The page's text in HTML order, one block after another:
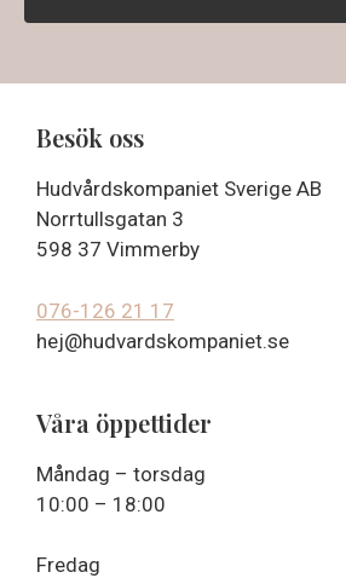
Besök oss
Hudvårdskompaniet Sverige AB
Norrtullsgatan 3
598 37 Vimmerby
076-126 21 17
hej@hudvardskompaniet.se
Våra öppettider
Måndag – torsdag
10:00 – 18:00
Fredag